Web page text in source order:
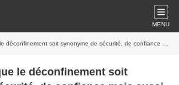
MENU
soit synonyme de sécurité, de confiance mais aussi d’espoir (Fabien Roussel)
le déconfinement soit